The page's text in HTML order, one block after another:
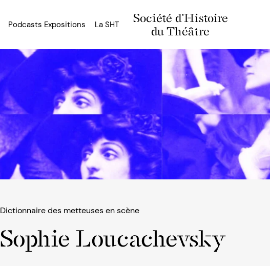
Société d'Histoire
du Théâtre
Podcasts Expositions La SHT
Dictionnaire des metteuses en scène
Sophie Loucachevsky